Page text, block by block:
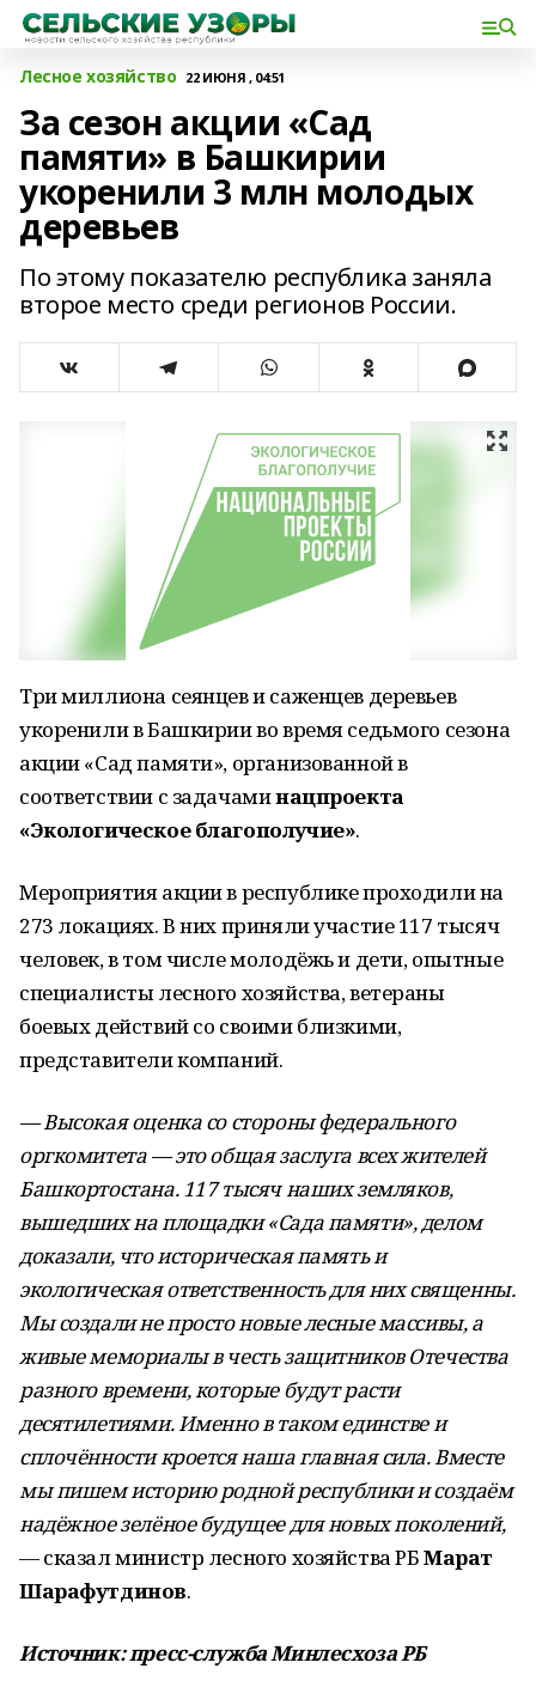
Лесное хозяйство 22 ИЮНЯ , 04:51
За сезон акции «Сад
памяти» в Башкирии
укоренили 3 млн молодых
деревьев
По этому показателю республика заняла
второе место среди регионов России.
Три миллиона сеянцев и саженцев деревьев
укоренили в Башкирии во время седьмого сезона
акции «Сад памяти», организованной в
соответствии с задачаминацпроекта
«Экологическое благополучие».
Мероприятия акции в республике проходили на
273 локациях. В них приняли участие 117 тысяч
человек, в том числе молодёжь и дети, опытные
специалисты лесного хозяйства, ветераны
боевых действий со своими близкими,
представители компаний.
— Высокая оценка со стороны федерального
оргкомитета — это общая заслуга всех жителей
Башкортостана. 117 тысяч наших земляков,
вышедших на площадки «Сада памяти», делом
доказали, что историческая память и
экологическая ответственность для них священны.
Мы создали не просто новые лесные массивы, а
живые мемориалы в честь защитников Отечества
разного времени, которые будут расти
десятилетиями. Именно в таком единстве и
сплочённости кроется наша главная сила. Вместе
мы пишем историю родной республики и создаём
надёжное зелёное будущее для новых поколений,
— сказалминистр лесного хозяйства РБМарат
Шарафутдинов.
Источник: пресс-служба Минлесхоза РБ